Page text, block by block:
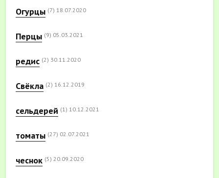
Огурцы (7) 18.07.2020
Перцы (9) 05.03.2021
редис (2) 30.11.2020
Свёкла (2) 16.12.2019
сельдерей (1) 10.12.2021
томаты (27) 02.07.2021
чеснок (5) 20.09.2020